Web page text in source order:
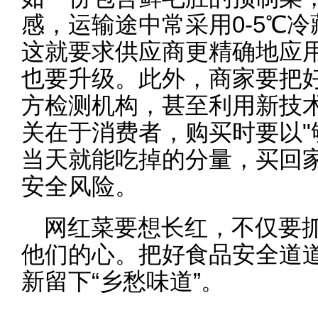
感，运输途中常采用0-5℃
这就要求供应商更精确地应
也要升级。此外，商家要把
方检测机构，甚至利用新技
关在于消费者，购买时要以
当天就能吃掉的分量，买回
安全风险。
网红菜要想长红，不仅要
他们的心。把好食品安全道
新留下“乡愁味道”。